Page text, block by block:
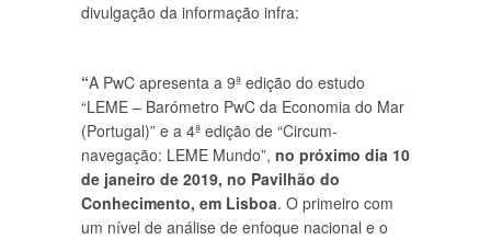
divulgação da informação infra:
“A PwC apresenta a 9ª edição do estudo
“LEME – Barómetro PwC da Economia do Mar
(Portugal)” e a 4ª edição de “Circum-
navegação: LEME Mundo”, no próximo dia 10
de janeiro de 2019, no Pavilhão do
Conhecimento, em Lisboa. O primeiro com
um nível de análise de enfoque nacional e o